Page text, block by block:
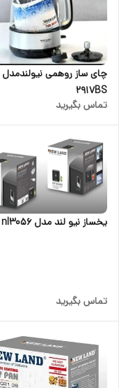
2917BS
تماس بگیرید
یخساز نیو لند مدل nl3056
تماس بگیرید